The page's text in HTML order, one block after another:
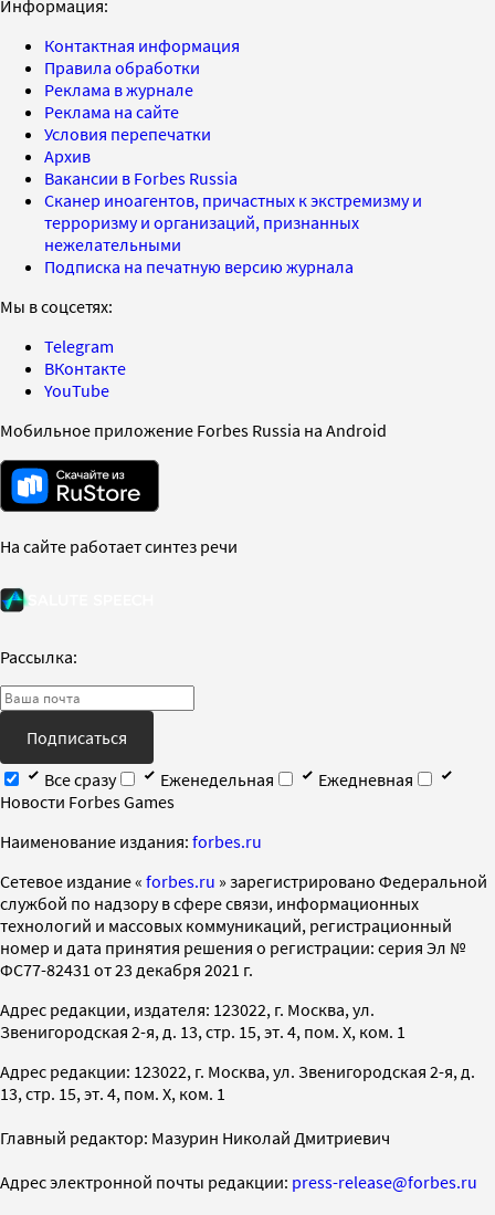
Информация:
Контактная информация
Правила обработки
Реклама в журнале
Реклама на сайте
Условия перепечатки
Архив
Вакансии в Forbes Russia
Сканер иноагентов, причастных к экстремизму и
терроризму и организаций, признанных
нежелательными
Подписка на печатную версию журнала
Мы в соцсетях:
Telegram
ВКонтакте
YouTube
Мобильное приложение Forbes Russia на Android
На сайте работает синтез речи
Рассылка:
Подписаться
Все сразу
Еженедельная
Ежедневная
Новости Forbes Games
Наименование издания: forbes.ru
Cетевое издание « forbes.ru » зарегистрировано Федеральной
службой по надзору в сфере связи, информационных
технологий и массовых коммуникаций, регистрационный
номер и дата принятия решения о регистрации: серия Эл №
ФС77-82431 от 23 декабря 2021 г.
Адрес редакции, издателя: 123022, г. Москва, ул.
Звенигородская 2-я, д. 13, стр. 15, эт. 4, пом. X, ком. 1
Адрес редакции: 123022, г. Москва, ул. Звенигородская 2-я, д.
13, стр. 15, эт. 4, пом. X, ком. 1
Главный редактор: Мазурин Николай Дмитриевич
Адрес электронной почты редакции: press-release@forbes.ru